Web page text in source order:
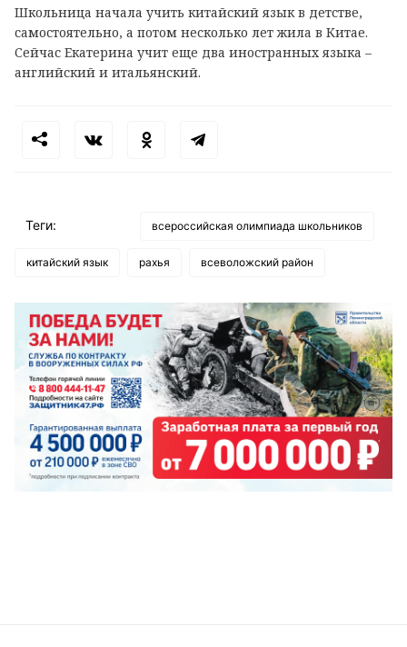
Школьница начала учить китайский язык в детстве,
самостоятельно, а потом несколько лет жила в Китае.
Сейчас Екатерина учит еще два иностранных языка –
английский и итальянский.
Теги: всероссийская олимпиада школьников
китайский язык рахья всеволожский район